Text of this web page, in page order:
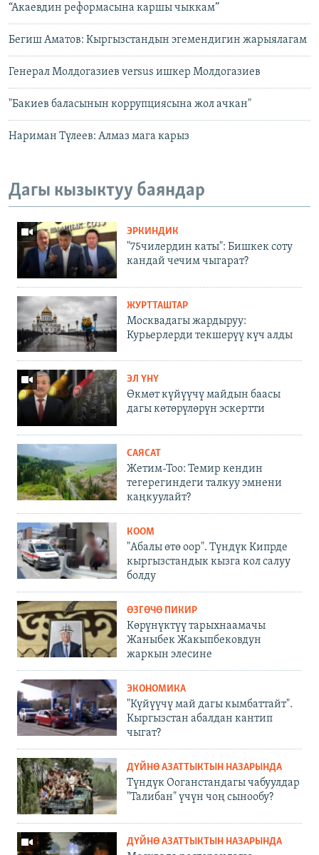
“Акаевдин реформасына каршы чыккам”
Бегиш Аматов: Кыргызстандын эгемендигин жарыялагам
Генерал Молдогазиев versus ишкер Молдогазиев
"Бакиев баласынын коррупциясына жол ачкан"
Нариман Түлеев: Алмаз мага карыз
Дагы кызыктуу баяндар
ЭРКИНДИК
"75чилердин каты": Бишкек соту
кандай чечим чыгарат?
ЖУРТТАШТАР
Москвадагы жардыруу:
Курьерлерди текшерүү күч алды
ЭЛ ҮНҮ
Өкмөт күйүүчү майдын баасы
дагы көтөрүлөрүн эскертти
САЯСАТ
Жетим-Тоо: Темир кендин
тегерегиндеги талкуу эмнени
каңкуулайт?
КООМ
"Абалы өтө оор". Түндүк Кипрде
кыргызстандык кызга кол салуу
болду
ӨЗГӨЧӨ ПИКИР
Көрүнүктүү тарыхнаамачы
Жаныбек Жакыпбековдун
жаркын элесине
ЭКОНОМИКА
"Күйүүчү май дагы кымбаттайт".
Кыргызстан абалдан кантип
чыгат?
ДҮЙНӨ АЗАТТЫКТЫН НАЗАРЫНДА
Түндүк Ооганстандагы чабуулдар
"Талибан" үчүн чоң сынообу?
ДҮЙНӨ АЗАТТЫКТЫН НАЗАРЫНДА